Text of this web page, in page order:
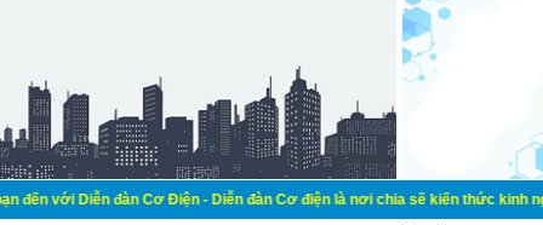
Diễn đàn Cơ Điện - Diễn đàn Cơ điện là nơi chia sẽ kiến thức kinh nghiệm